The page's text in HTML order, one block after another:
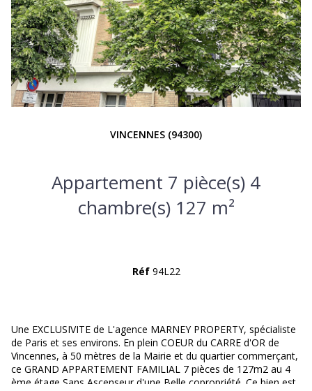
VINCENNES (94300)
Appartement 7 pièce(s) 4
chambre(s) 127 m²
Réf 94L22
Une EXCLUSIVITE de L'agence MARNEY PROPERTY, spécialiste
de Paris et ses environs. En plein COEUR du CARRE d'OR de
Vincennes, à 50 mètres de la Mairie et du quartier commerçant,
ce GRAND APPARTEMENT FAMILIAL 7 pièces de 127m2 au 4
ème étage Sans Ascenseur d'une Belle copropriété. Ce bien est